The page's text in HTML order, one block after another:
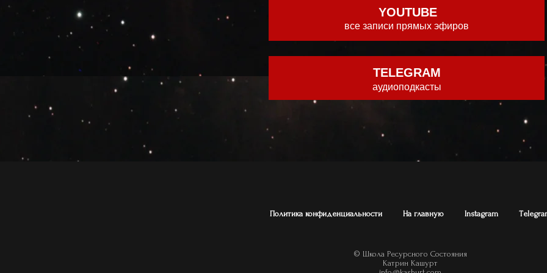
YOUTUBE
все записи прямых эфиров
TELEGRAM
аудиоподкасты
Политика конфиденциальности На главную Instagram
© Школа Ресурсного Состояния
Катрин Кашурт